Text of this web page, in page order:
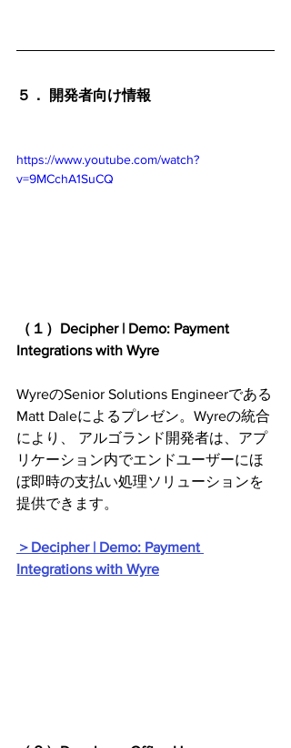
５． 開発者向け情報
https://www.youtube.com/watch?
v=9MCchA1SuCQ
（１）Decipher | Demo: Payment
Integrations with Wyre
WyreのSenior Solutions Engineerである
Matt Daleによるプレゼン。Wyreの統合
により、 アルゴランド開発者は、アプ
リケーション内でエンドユーザーにほ
ぼ即時の支払い処理ソリューションを
提供できます。
＞Decipher | Demo: Payment
Integrations with Wyre